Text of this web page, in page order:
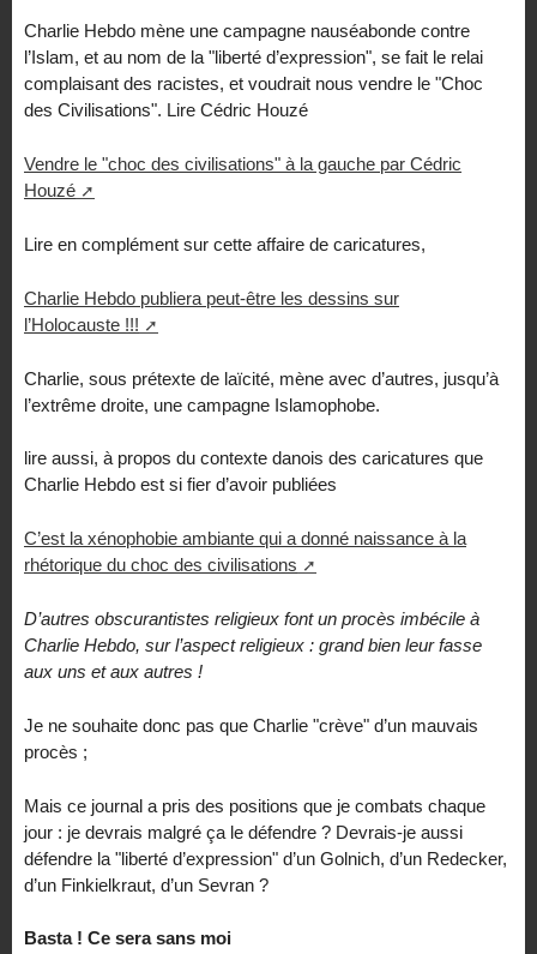
Charlie Hebdo mène une campagne nauséabonde contre
l’Islam, et au nom de la "liberté d’expression", se fait le relai
complaisant des racistes, et voudrait nous vendre le "Choc
des Civilisations". Lire Cédric Houzé
Vendre le "choc des civilisations" à la gauche par Cédric
Houzé
Lire en complément sur cette affaire de caricatures,
Charlie Hebdo publiera peut-être les dessins sur
l’Holocauste !!!
Charlie, sous prétexte de laïcité, mène avec d’autres, jusqu’à
l’extrême droite, une campagne Islamophobe.
lire aussi, à propos du contexte danois des caricatures que
Charlie Hebdo est si fier d’avoir publiées
C’est la xénophobie ambiante qui a donné naissance à la
rhétorique du choc des civilisations
D’autres obscurantistes religieux font un procès imbécile à
Charlie Hebdo, sur l’aspect religieux : grand bien leur fasse
aux uns et aux autres !
Je ne souhaite donc pas que Charlie "crève" d’un mauvais
procès ;
Mais ce journal a pris des positions que je combats chaque
jour : je devrais malgré ça le défendre ? Devrais-je aussi
défendre la "liberté d’expression" d’un Golnich, d’un Redecker,
d’un Finkielkraut, d’un Sevran ?
Basta ! Ce sera sans moi